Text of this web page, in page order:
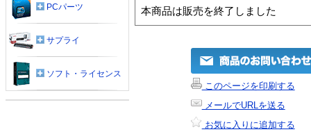
本商品は販売を終了しました
このページを印刷する
メールでURLを送る
お気に入りに追加する
PCパーツ
サプライ
ソフト・ライセンス